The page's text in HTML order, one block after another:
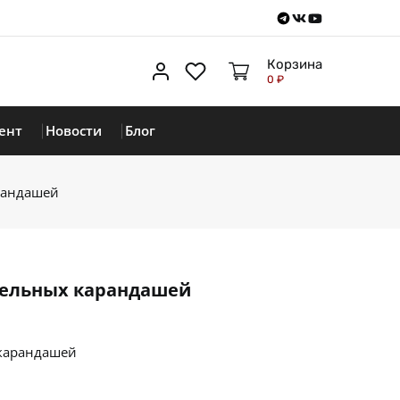
Telegram
VKontakte
Youtube
Личный кабинет
ИзбранноеКорзина
0 ₽
Новости Блог
карандашей